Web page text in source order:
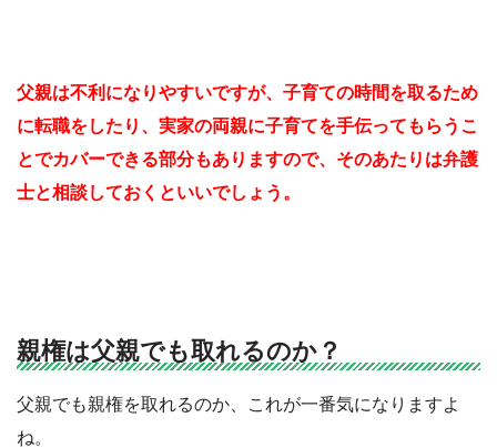
父親は不利になりやすいですが、子育ての時間を取るため
に転職をしたり、実家の両親に子育てを手伝ってもらうこ
とでカバーできる部分もありますので、そのあたりは弁護
士と相談しておくといいでしょう。
親権は父親でも取れるのか？
父親でも親権を取れるのか、これが一番気になりますよ
ね。